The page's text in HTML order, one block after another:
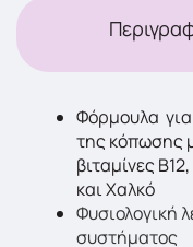
Φόρμουλα για
της κόπωσης
βιταμίνες
και Χαλκό
Φυσιολογική
συστήματος